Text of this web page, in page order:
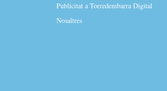
Publicitat a Torredembarra Digital
Nosaltres